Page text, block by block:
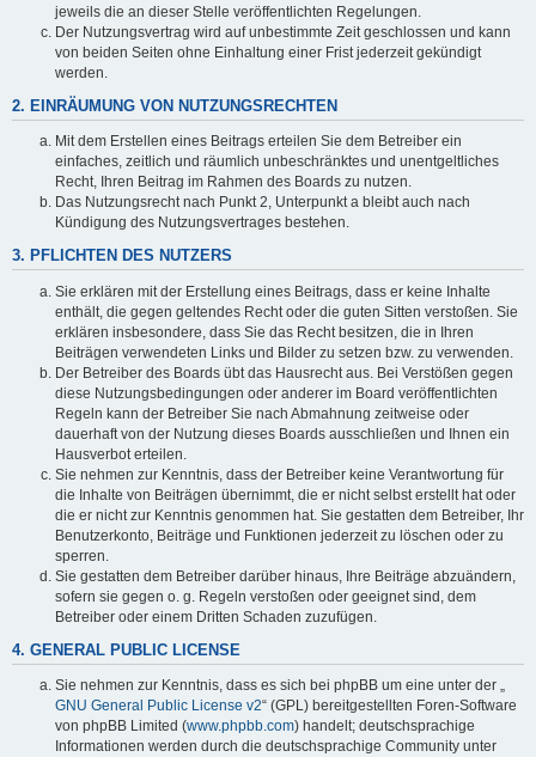
jeweils die an dieser Stelle veröffentlichten Regelungen.
Der Nutzungsvertrag wird auf unbestimmte Zeit geschlossen und kann
von beiden Seiten ohne Einhaltung einer Frist jederzeit gekündigt
werden.
2. EINRÄUMUNG VON NUTZUNGSRECHTEN
Mit dem Erstellen eines Beitrags erteilen Sie dem Betreiber ein
einfaches, zeitlich und räumlich unbeschränktes und unentgeltliches
Recht, Ihren Beitrag im Rahmen des Boards zu nutzen.
Das Nutzungsrecht nach Punkt 2, Unterpunkt a bleibt auch nach
Kündigung des Nutzungsvertrages bestehen.
3. PFLICHTEN DES NUTZERS
Sie erklären mit der Erstellung eines Beitrags, dass er keine Inhalte
enthält, die gegen geltendes Recht oder die guten Sitten verstoßen. Sie
erklären insbesondere, dass Sie das Recht besitzen, die in Ihren
Beiträgen verwendeten Links und Bilder zu setzen bzw. zu verwenden.
Der Betreiber des Boards übt das Hausrecht aus. Bei Verstößen gegen
diese Nutzungsbedingungen oder anderer im Board veröffentlichten
Regeln kann der Betreiber Sie nach Abmahnung zeitweise oder
dauerhaft von der Nutzung dieses Boards ausschließen und Ihnen ein
Hausverbot erteilen.
Sie nehmen zur Kenntnis, dass der Betreiber keine Verantwortung für
die Inhalte von Beiträgen übernimmt, die er nicht selbst erstellt hat oder
die er nicht zur Kenntnis genommen hat. Sie gestatten dem Betreiber, Ihr
Benutzerkonto, Beiträge und Funktionen jederzeit zu löschen oder zu
sperren.
Sie gestatten dem Betreiber darüber hinaus, Ihre Beiträge abzuändern,
sofern sie gegen o. g. Regeln verstoßen oder geeignet sind, dem
Betreiber oder einem Dritten Schaden zuzufügen.
4. GENERAL PUBLIC LICENSE
Sie nehmen zur Kenntnis, dass es sich bei phpBB um eine unter der „
GNU General Public License v2“ (GPL) bereitgestellten Foren-Software
von phpBB Limited (www.phpbb.com) handelt; deutschsprachige
Informationen werden durch die deutschsprachige Community unter